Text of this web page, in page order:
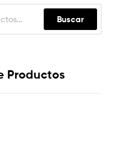
Buscar
Productos